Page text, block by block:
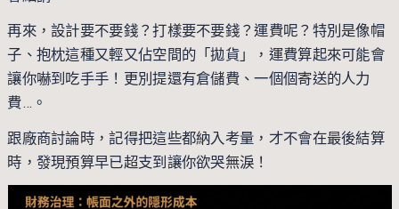
再來，設計要不要錢？打樣要不要錢？運費呢？特別是像帽
子、抱枕這種又輕又佔空間的「拋貨」，運費算起來可能會
讓你嚇到吃手手！更別提還有倉儲費、一個個寄送的人力
費…。
跟廠商討論時，記得把這些都納入考量，才不會在最後結算
時，發現預算早已超支到讓你欲哭無淚！